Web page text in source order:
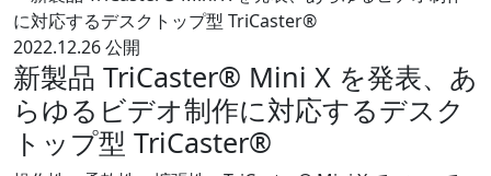
2022.12.26 公開
新製品 TriCaster® Mini X を発表、あ
らゆるビデオ制作に対応するデスク
トップ型 TriCaster®